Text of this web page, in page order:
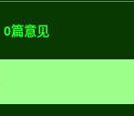
0篇意见